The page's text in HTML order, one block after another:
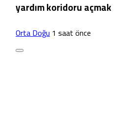
yardım koridoru açmak
Orta Doğu1 saat önce